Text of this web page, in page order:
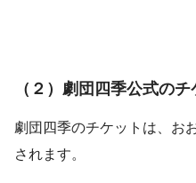
（２）劇団四季公式の
劇団四季のチケットは、お
されます。